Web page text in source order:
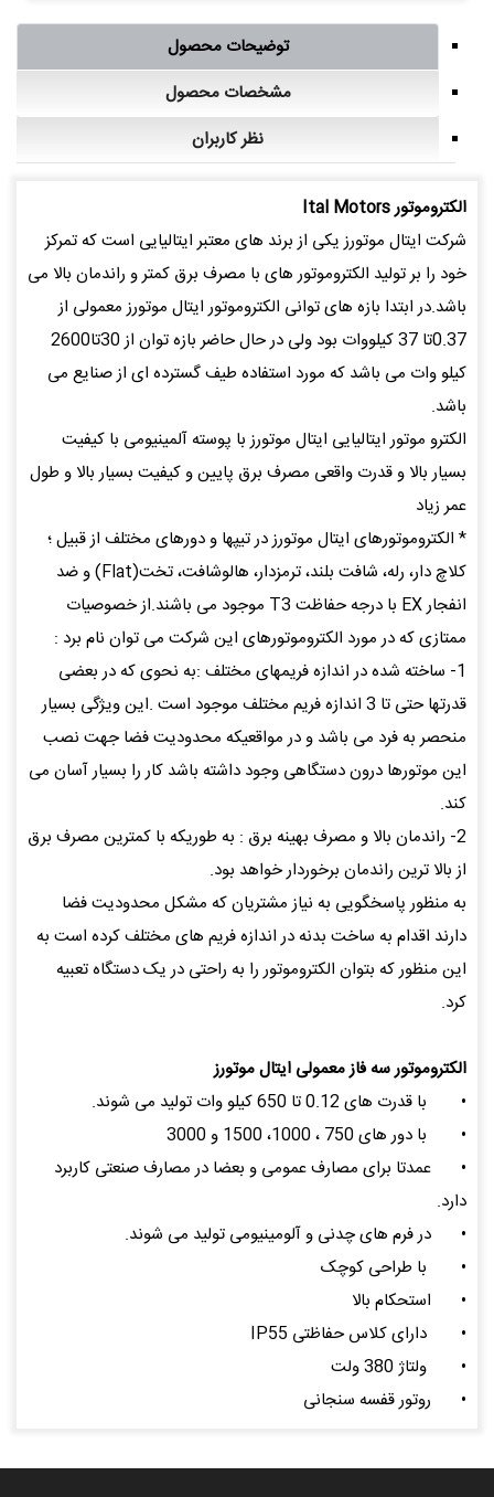
توضیحات محصول
مشخصات محصول
نظر کاربران
الكتروموتور Ital Motors
شرکت ایتال موتورز یکی از برند های معتبر ایتالیایی است که تمرکز
خود را بر تولید الکتروموتور های با مصرف برق کمتر و راندمان بالا می
باشد.در ابتدا بازه های توانی الکتروموتور ایتال موتورز معمولی از
0.37تا 37 کیلووات بود ولی در حال حاضر بازه توان از 30تا2600
کیلو وات می باشد که مورد استفاده طیف گسترده ای از صنایع می
باشد.
الکترو موتور ایتالیایی ایتال موتورز با پوسته آلمینیومی با کیفیت
بسیار بالا و قدرت واقعی مصرف برق پایین و کیفیت بسیار بالا و طول
عمر زیاد
* الکتروموتورهای ایتال موتورز در تیپها و دورهای مختلف از قبیل ؛
کلاچ دار، رله، شافت بلند، ترمزدار، هالوشافت، تخت(Flat) و ضد
انفجار EX با درجه حفاظت T3 موجود می باشند.از خصوصیات
ممتازی که در مورد الکتروموتورهای این شرکت می توان نام برد :
1- ساخته شده در اندازه فریمهای مختلف :به نحوی که در بعضی
قدرتها حتی تا 3 اندازه فریم مختلف موجود است .این ویژگی بسیار
منحصر به فرد می باشد و در مواقعیکه محدودیت فضا جهت نصب
این موتورها درون دستگاهی وجود داشته باشد کار را بسیار آسان می
کند.
2- راندمان بالا و مصرف بهینه برق : به طوریکه با کمترین مصرف برق
از بالا ترین راندمان برخوردار خواهد بود.
به منظور پاسخگویی به نیاز مشتریان که مشکل محدودیت فضا
دارند اقدام به ساخت بدنه در اندازه فریم های مختلف کرده است به
این منظور که بتوان الکتروموتور را به راحتی در یک دستگاه تعبیه
کرد.
الکتروموتور سه فاز معمولی ایتال موتورز
•
با قدرت های 0.12 تا 650 کیلو وات تولید می شوند.
•
با دور های 750 ، 1000، 1500 و 3000
•
عمدتا برای مصارف عمومی و بعضا در مصارف صنعتی کاربرد
دارد.
•
در فرم های چدنی و آلومینیومی تولید می شوند.
•
با طراحی کوچک
•
استحکام بالا
•
دارای کلاس حفاظتی IP55
•
ولتاژ 380 ولت
•
روتور قفسه سنجانی